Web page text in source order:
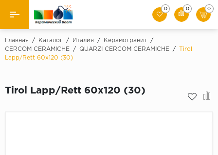
Назад
Производители
0 0 0
Главная / Каталог / Италия / Керамогранит
/
CERCOM CERAMICHE
/ QUARZI CERCOM CERAMICHE /
Tirol
Lapp/Rett 60х120 (30)
Tirol Lapp/Rett 60х120 (30)